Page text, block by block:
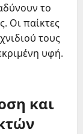
το
Οι παίκτες
τους
υφή.
και